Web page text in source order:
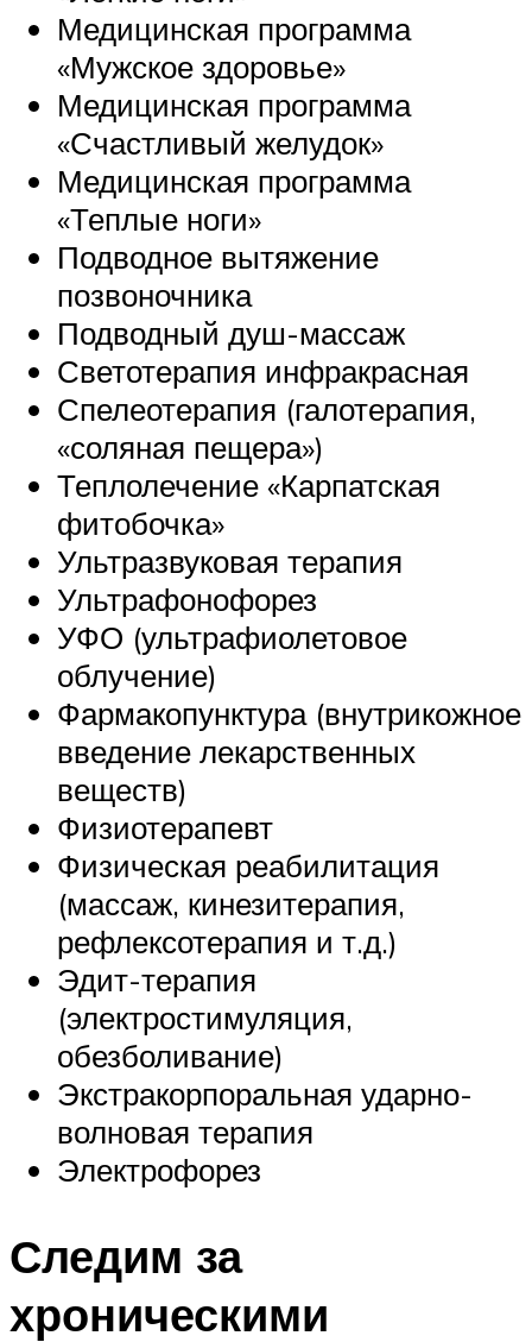
Медицинская программа
«Мужское здоровье»
Медицинская программа
«Счастливый желудок»
Медицинская программа
«Теплые ноги»
Подводное вытяжение
позвоночника
Подводный душ-массаж
Светотерапия инфракрасная
Спелеотерапия (галотерапия,
«соляная пещера»)
Теплолечение «Карпатская
фитобочка»
Ультразвуковая терапия
Ультрафонофорез
УФО (ультрафиолетовое
облучение)
Фармакопунктура (внутрикожное
введение лекарственных
веществ)
Физиотерапевт
Физическая реабилитация
(массаж, кинезитерапия,
рефлексотерапия и т.д.)
Эдит-терапия
(электростимуляция,
обезболивание)
Экстракорпоральная ударно-
волновая терапия
Электрофорез
Следим за
хроническими